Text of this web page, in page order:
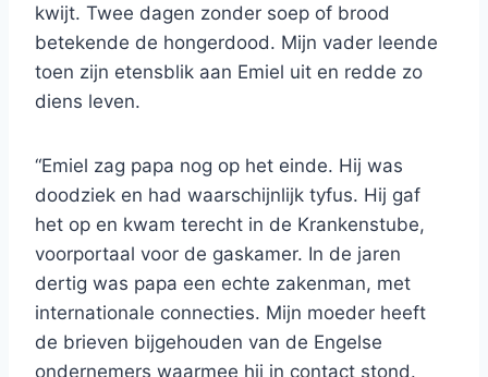
kwijt. Twee dagen zonder soep of brood
betekende de hongerdood. Mijn vader leende
toen zijn etensblik aan Emiel uit en redde zo
diens leven.
“Emiel zag papa nog op het einde. Hij was
doodziek en had waarschijnlijk tyfus. Hij gaf
het op en kwam terecht in de Krankenstube,
voorportaal voor de gaskamer. In de jaren
dertig was papa een echte zakenman, met
internationale connecties. Mijn moeder heeft
de brieven bijgehouden van de Engelse
ondernemers waarmee hij in contact stond.